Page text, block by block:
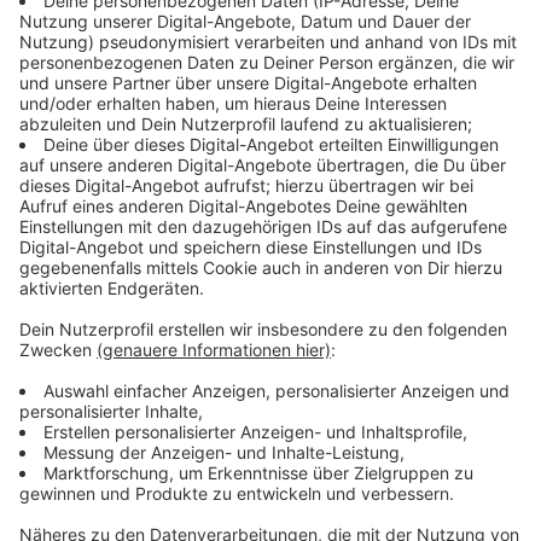
Anzeige
Wie gehen Rettungskräfte mit Angriffen auf
ihre Person um?
Anzeige
Im Jahr 2023 wurden in Deutschland insgesamt rund
2.740 Gewalttaten gegen Feuerwehren und sonstige
Rettungsdienste erfasst. Damit stieg ihre Zahl das
dritte Jahr in Folge und auf einen erneuten
Höchststand. Gewalt gegen Rettungsdienste kann
einige Ursachen aufweisen. Zum einen werden
Rettungskräfte oft in Extremsituationen gerufen, wie
Un- oder Notfälle. Diese Hilflosigkeit des Betroffenen
kann in Aggression resultieren. Insbesondere unter